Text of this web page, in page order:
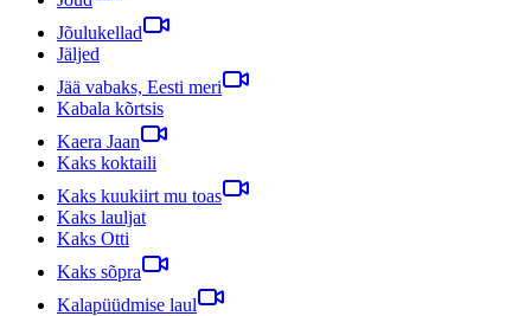
Jõulukellad
Jäljed
Jää vabaks, Eesti meri
Kabala kõrtsis
Kaera Jaan
Kaks koktaili
Kaks kuukiirt mu toas
Kaks lauljat
Kaks Otti
Kaks sõpra
Kalapüüdmise laul